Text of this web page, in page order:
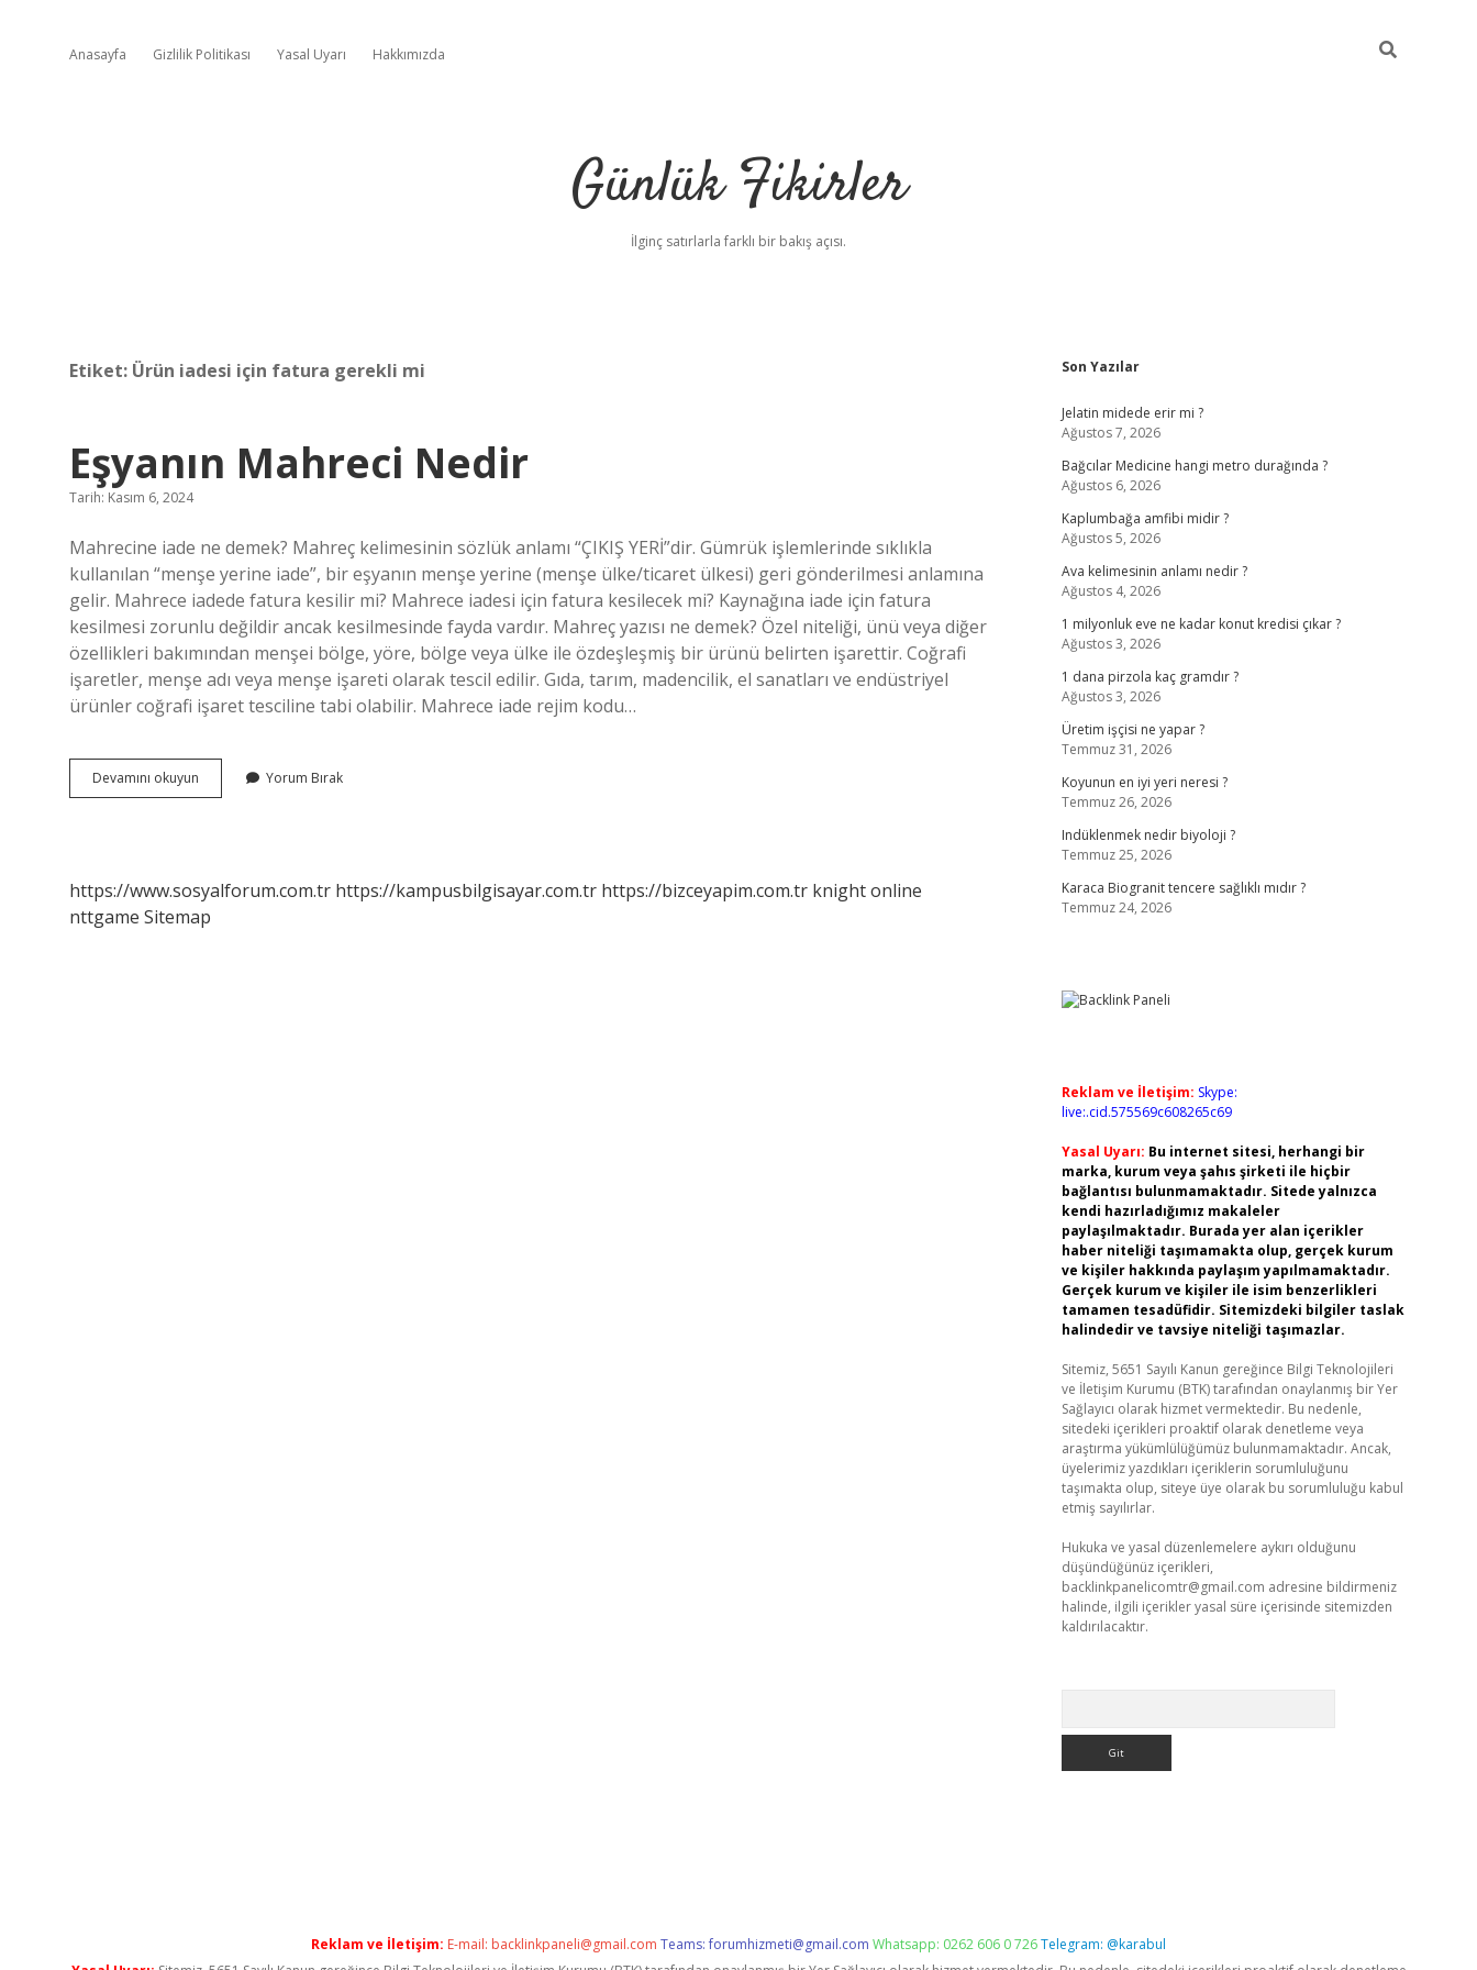
Anasayfa Gizlilik Politikası Yasal Uyarı Hakkımızda
Günlük Fikirler
İlginç satırlarla farklı bir bakış açısı.
Etiket: Ürün iadesi için fatura gerekli mi
Eşyanın Mahreci Nedir
Tarih: Kasım 6, 2024
Mahrecine iade ne demek? Mahreç kelimesinin sözlük anlamı “ÇIKIŞ YERİ”dir. Gümrük işlemlerinde sıklıkla
kullanılan “menşe yerine iade”, bir eşyanın menşe yerine (menşe ülke/ticaret ülkesi) geri gönderilmesi anlamına
gelir. Mahrece iadede fatura kesilir mi? Mahrece iadesi için fatura kesilecek mi? Kaynağına iade için fatura
kesilmesi zorunlu değildir ancak kesilmesinde fayda vardır. Mahreç yazısı ne demek? Özel niteliği, ünü veya diğer
özellikleri bakımından menşei bölge, yöre, bölge veya ülke ile özdeşleşmiş bir ürünü belirten işarettir. Coğrafi
işaretler, menşe adı veya menşe işareti olarak tescil edilir. Gıda, tarım, madencilik, el sanatları ve endüstriyel
ürünler coğrafi işaret tesciline tabi olabilir. Mahrece iade rejim kodu…
Devamını okuyun
Mahreci
Yorum Bırak
https://www.sosyalforum.com.tr https://kampusbilgisayar.com.tr https://bizceyapim.com.tr knight online
nttgame Sitemap
Sidebar
Son Yazılar
Jelatin midede erir mi ?
Ağustos 7, 2026
Bağcılar Medicine hangi metro durağında ?
Ağustos 6, 2026
Kaplumbağa amfibi midir ?
Ağustos 5, 2026
Ava kelimesinin anlamı nedir ?
Ağustos 4, 2026
1 milyonluk eve ne kadar konut kredisi çıkar ?
Ağustos 3, 2026
1 dana pirzola kaç gramdır ?
Ağustos 3, 2026
Üretim işçisi ne yapar ?
Temmuz 31, 2026
Koyunun en iyi yeri neresi ?
Temmuz 26, 2026
Indüklenmek nedir biyoloji ?
Temmuz 25, 2026
Karaca Biogranit tencere sağlıklı mıdır ?
Temmuz 24, 2026
Reklam ve İletişim: Skype:
live:.cid.575569c608265c69
Yasal Uyarı: Bu internet sitesi, herhangi bir
marka, kurum veya şahıs şirketi ile hiçbir
bağlantısı bulunmamaktadır. Sitede yalnızca
kendi hazırladığımız makaleler
paylaşılmaktadır. Burada yer alan içerikler
haber niteliği taşımamakta olup, gerçek kurum
ve kişiler hakkında paylaşım yapılmamaktadır.
Gerçek kurum ve kişiler ile isim benzerlikleri
tamamen tesadüfidir. Sitemizdeki bilgiler taslak
halindedir ve tavsiye niteliği taşımazlar.
Sitemiz, 5651 Sayılı Kanun gereğince Bilgi Teknolojileri
ve İletişim Kurumu (BTK) tarafından onaylanmış bir Yer
Sağlayıcı olarak hizmet vermektedir. Bu nedenle,
sitedeki içerikleri proaktif olarak denetleme veya
araştırma yükümlülüğümüz bulunmamaktadır. Ancak,
üyelerimiz yazdıkları içeriklerin sorumluluğunu
taşımakta olup, siteye üye olarak bu sorumluluğu kabul
etmiş sayılırlar.
Hukuka ve yasal düzenlemelere aykırı olduğunu
düşündüğünüz içerikleri,
backlinkpanelicomtr@gmail.com adresine bildirmeniz
halinde, ilgili içerikler yasal süre içerisinde sitemizden
kaldırılacaktır.
Reklam ve İletişim: E-mail: backlinkpaneli@gmail.com Teams:forumhizmeti@gmail.com Whatsapp: 0262 606 0 726Telegram: @karabul